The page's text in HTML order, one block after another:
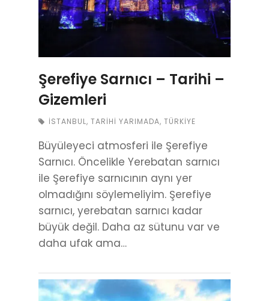
Şerefiye Sarnıcı – Tarihi –
Gizemleri
İSTANBUL, TARIHI YARIMADA, TÜRKIYE
Büyüleyeci atmosferi ile Şerefiye
Sarnıcı. Öncelikle Yerebatan sarnıcı
ile Şerefiye sarnıcının aynı yer
olmadığını söylemeliyim. Şerefiye
sarnıcı, yerebatan sarnıcı kadar
büyük değil. Daha az sütunu var ve
daha ufak ama…